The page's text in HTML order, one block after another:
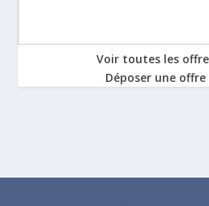
Voir toutes les
Déposer une